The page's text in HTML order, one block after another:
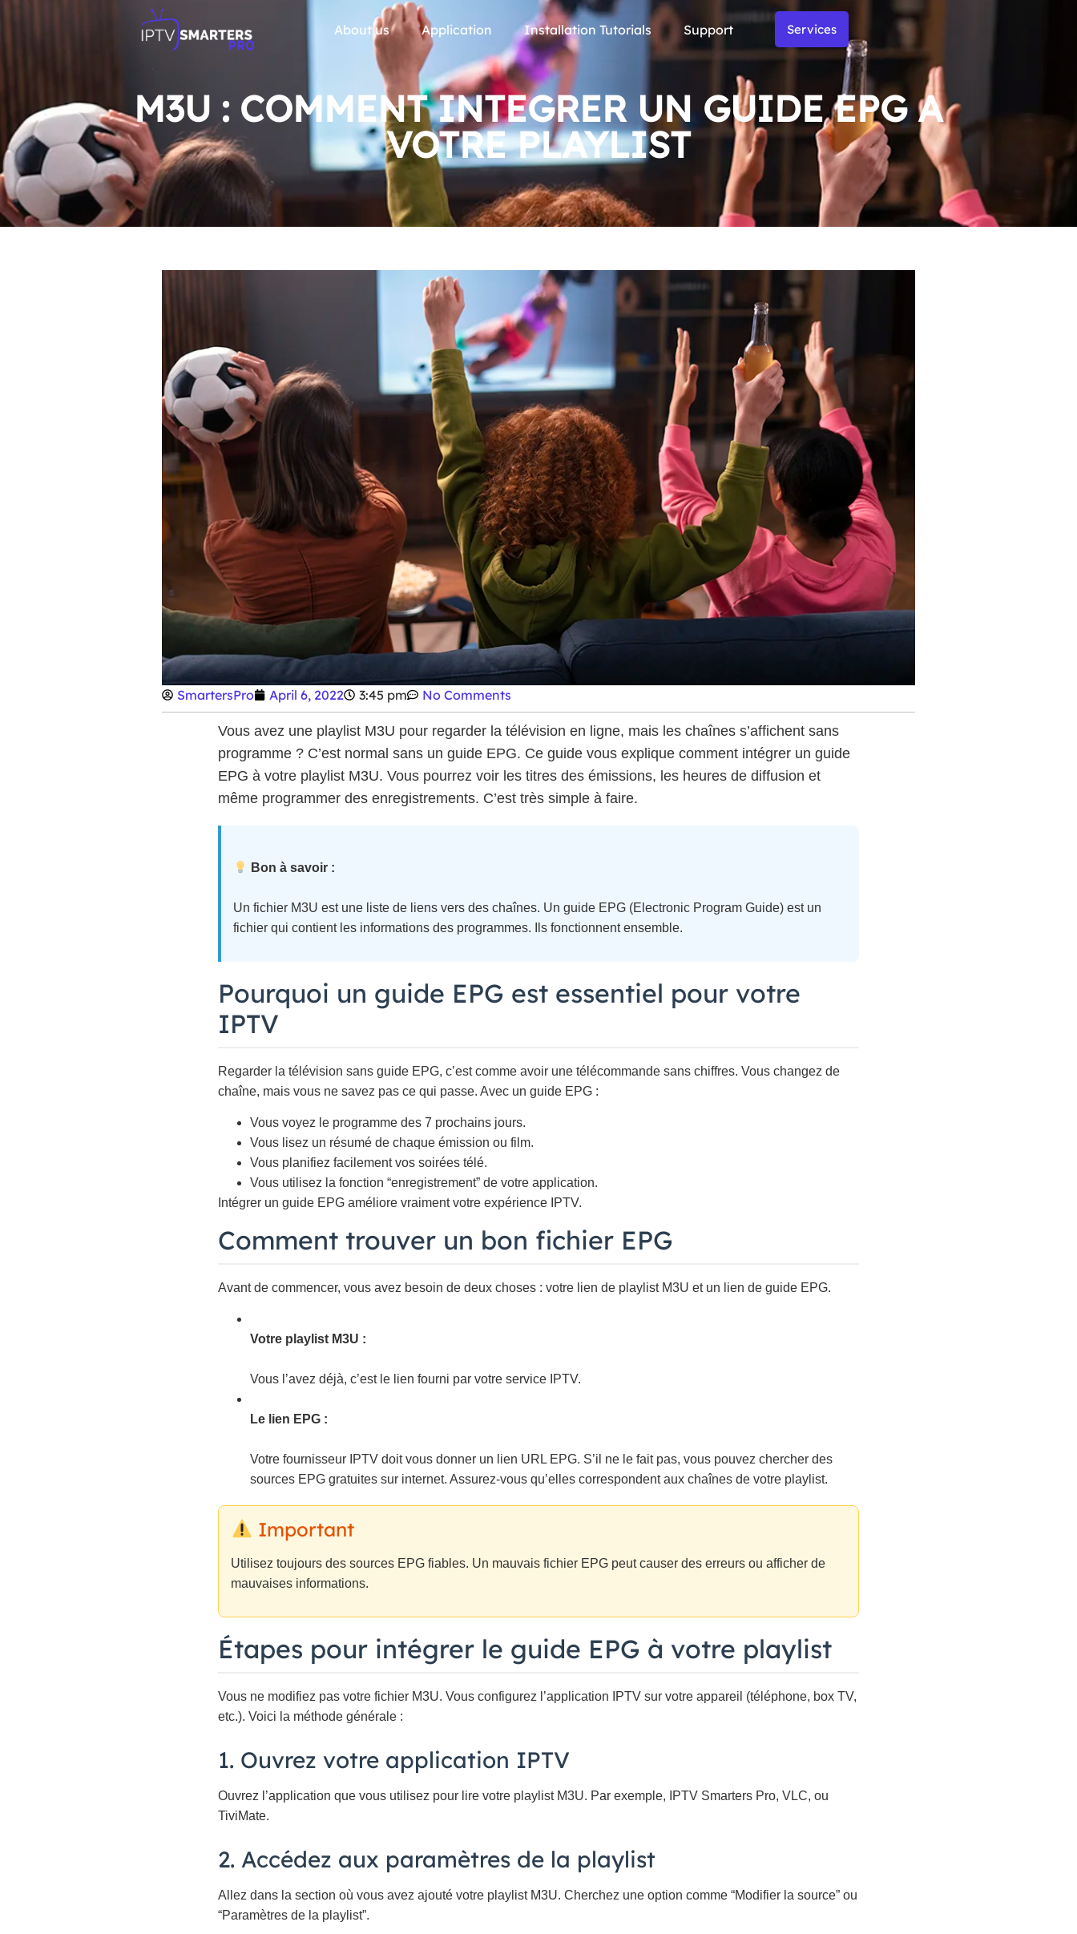
About us Application Installation Tutorials Support Services
M3U : COMMENT INTEGRER UN GUIDE EPG A
VOTRE PLAYLIST
SmartersPro April 6, 2022 3:45 pm No Comments
Vous avez une playlist M3U pour regarder la télévision en ligne, mais les chaînes s’affichent sans
programme ? C’est normal sans un guide EPG. Ce guide vous explique comment intégrer un guide
EPG à votre playlist M3U. Vous pourrez voir les titres des émissions, les heures de diffusion et
même programmer des enregistrements. C’est très simple à faire.
Bon à savoir :
Un fichier M3U est une liste de liens vers des chaînes. Un guide EPG (Electronic Program Guide) est un
fichier qui contient les informations des programmes. Ils fonctionnent ensemble.
Pourquoi un guide EPG est essentiel pour votre
IPTV
Regarder la télévision sans guide EPG, c’est comme avoir une télécommande sans chiffres. Vous changez de
chaîne, mais vous ne savez pas ce qui passe. Avec un guide EPG :
Vous voyez le programme des 7 prochains jours.
Vous lisez un résumé de chaque émission ou film.
Vous planifiez facilement vos soirées télé.
Vous utilisez la fonction “enregistrement” de votre application.
Intégrer un guide EPG améliore vraiment votre expérience IPTV.
Comment trouver un bon fichier EPG
Avant de commencer, vous avez besoin de deux choses : votre lien de playlist M3U et un lien de guide EPG.
Votre playlist M3U :
Vous l’avez déjà, c’est le lien fourni par votre service IPTV.
Le lien EPG :
Votre fournisseur IPTV doit vous donner un lien URL EPG. S’il ne le fait pas, vous pouvez chercher des
sources EPG gratuites sur internet. Assurez-vous qu’elles correspondent aux chaînes de votre playlist.
Important
Utilisez toujours des sources EPG fiables. Un mauvais fichier EPG peut causer des erreurs ou afficher de
mauvaises informations.
Étapes pour intégrer le guide EPG à votre playlist
Vous ne modifiez pas votre fichier M3U. Vous configurez l’application IPTV sur votre appareil (téléphone, box TV,
etc.). Voici la méthode générale :
1. Ouvrez votre application IPTV
Ouvrez l’application que vous utilisez pour lire votre playlist M3U. Par exemple, IPTV Smarters Pro, VLC, ou
TiviMate.
2. Accédez aux paramètres de la playlist
Allez dans la section où vous avez ajouté votre playlist M3U. Cherchez une option comme “Modifier la source” ou
“Paramètres de la playlist”.